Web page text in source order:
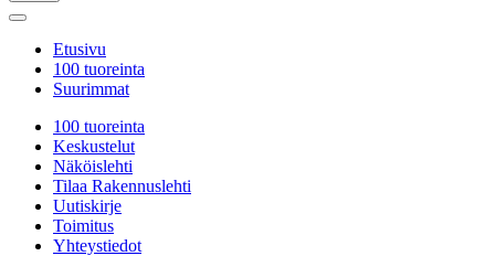
Etusivu
100 tuoreinta
Suurimmat
100 tuoreinta
Keskustelut
Näköislehti
Tilaa Rakennuslehti
Uutiskirje
Toimitus
Yhteystiedot